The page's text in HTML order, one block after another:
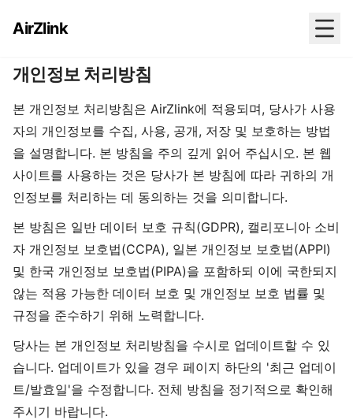
AirZlink
개인정보 처리방침
본 개인정보 처리방침은 AirZlink에 적용되며, 당사가 사용
자의 개인정보를 수집, 사용, 공개, 저장 및 보호하는 방법
을 설명합니다. 본 방침을 주의 깊게 읽어 주십시오. 본 웹
사이트를 사용하는 것은 당사가 본 방침에 따라 귀하의 개
인정보를 처리하는 데 동의하는 것을 의미합니다.
본 방침은 일반 데이터 보호 규칙(GDPR), 캘리포니아 소비
자 개인정보 보호법(CCPA), 일본 개인정보 보호법(APPI)
및 한국 개인정보 보호법(PIPA)을 포함하되 이에 국한되지
않는 적용 가능한 데이터 보호 및 개인정보 보호 법률 및
규정을 준수하기 위해 노력합니다.
당사는 본 개인정보 처리방침을 수시로 업데이트할 수 있
습니다. 업데이트가 있을 경우 페이지 하단의 '최근 업데이
트/발효일'을 수정합니다. 전체 방침을 정기적으로 확인해
주시기 바랍니다.